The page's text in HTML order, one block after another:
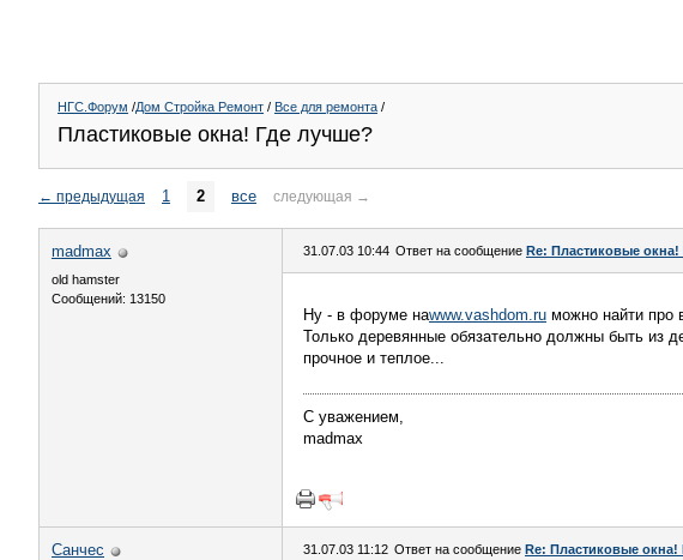
НГС.Форум /Дом Стройка Ремонт / Все для ремонта /
Пластиковые окна! Где лучше?
← предыдущая 1 2 все следующая →
madmax
old hamster
Сообщений: 13150
31.07.03 10:44 Ответ на сообщение Re: Пластиковые окна!
Ну - в форуме наwww.vashdom.ru можно найти про
Только деревянные обязательно должны быть из
прочное и теплое...
С уважением,
madmax
Санчес 31.07.03 11:12 Ответ на сообщение Re: Пластиковые окна!